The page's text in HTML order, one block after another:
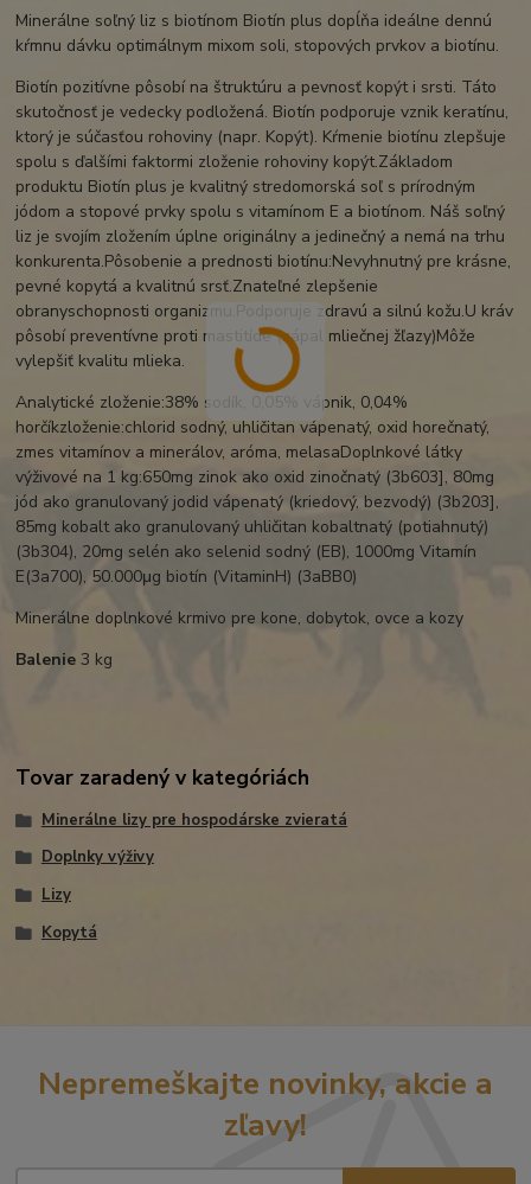
Minerálne soľný liz s biotínom Biotín plus dopĺňa ideálne dennú
kŕmnu dávku optimálnym mixom soli, stopových prvkov a biotínu.
Biotín pozitívne pôsobí na štruktúru a pevnosť kopýt i srsti. Táto
skutočnosť je vedecky podložená. Biotín podporuje vznik keratínu,
ktorý je súčasťou rohoviny (napr. Kopýt). Kŕmenie biotínu zlepšuje
spolu s ďalšími faktormi zloženie rohoviny kopýt.Základom
produktu Biotín plus je kvalitný stredomorská soľ s prírodným
jódom a stopové prvky spolu s vitamínom E a biotínom. Náš soľný
liz je svojím zložením úplne originálny a jedinečný a nemá na trhu
konkurenta.Pôsobenie a prednosti biotínu:Nevyhnutný pre krásne,
pevné kopytá a kvalitnú srsť.Znateľné zlepšenie
obranyschopnosti organizmu.Podporuje zdravú a silnú kožu.U kráv
pôsobí preventívne proti mastitíde (zápal mliečnej žľazy)Môže
vylepšiť kvalitu mlieka.
Analytické zloženie:38% sodík, 0,05% vápnik, 0,04%
horčíkzloženie:chlorid sodný, uhličitan vápenatý, oxid horečnatý,
zmes vitamínov a minerálov, aróma, melasaDoplnkové látky
výživové na 1 kg:650mg zinok ako oxid zinočnatý (3b603], 80mg
jód ako granulovaný jodid vápenatý (kriedový, bezvodý) (3b203],
85mg kobalt ako granulovaný uhličitan kobaltnatý (potiahnutý)
(3b304), 20mg selén ako selenid sodný (EB), 1000mg Vitamín
E(3a700), 50.000μg biotín (VitaminH) (3aBB0)
Minerálne doplnkové krmivo pre kone, dobytok, ovce a kozy
Balenie 3 kg
Tovar zaradený v kategóriách
Minerálne lizy pre hospodárske zvieratá
Doplnky výživy
Lizy
Kopytá
Nepremeškajte novinky, akcie a
zľavy!